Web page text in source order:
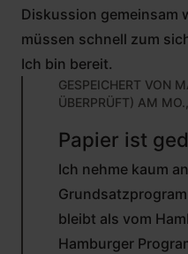
Diskussion gemeinsam
müssen schnell zum
Ich bin bereit.
GESPEICHERT VON
ÜBERPRÜFT) AM
AUF
VON
GERD
MÜLLER
ÜBERPRÜFT)
Papier ist
Ich nehme kaum
bleibt als vom
Hamburger